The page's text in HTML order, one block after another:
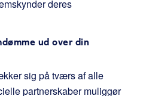
deres
ud over din
sig på tværs af alle
partnerskaber muliggør